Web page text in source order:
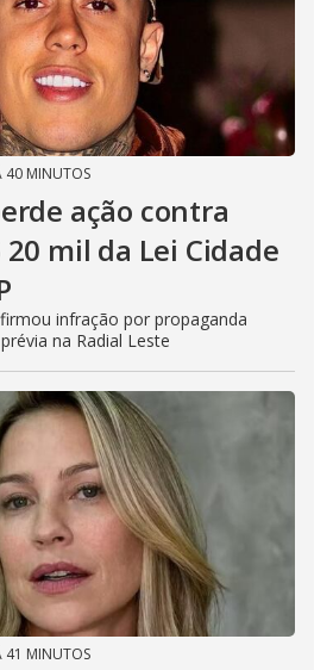
40 MINUTOS
ação contra
mil da Lei Cidade
infração por propaganda
na Radial Leste
41 MINUTOS